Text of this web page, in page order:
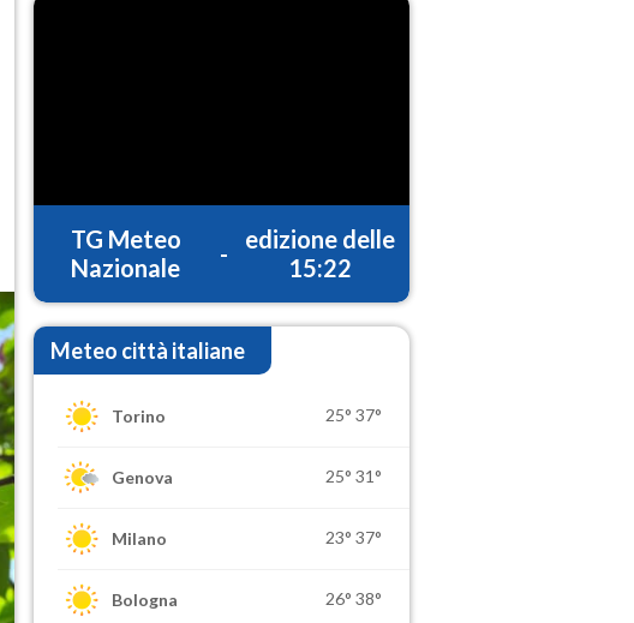
TG Meteo
Nazionale
-
edizione delle
15:22
Meteo città italiane
Torino 25° 37°
Genova 25° 31°
Milano 23° 37°
Bologna 26° 38°